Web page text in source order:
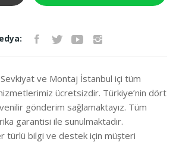
ve Montaj İstanbul içi tüm
ücretsizdir. Türkiye’nin dört
gönderim sağlamaktayız. Tüm
garantisi ile sunulmaktadır.
türlü bilgi ve destek için müşteri